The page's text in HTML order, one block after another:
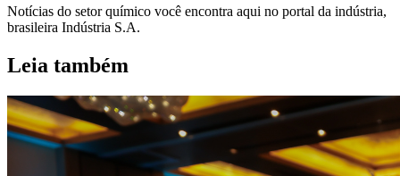
Notícias do setor químico você encontra aqui no portal da indústria,
brasileira Indústria S.A.
Leia também